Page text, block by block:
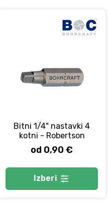
Bitni 1/4" nastavki 4
kotni - Robertson
od 0,90 €
Izberi